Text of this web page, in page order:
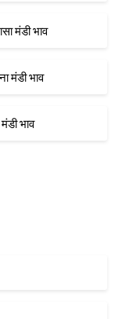
मंडी भाव
मंडी भाव
भाव